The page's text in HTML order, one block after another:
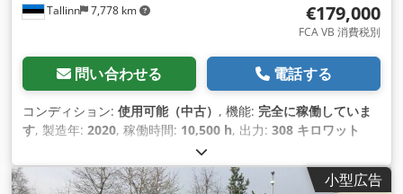
Tallinn 7,778 km €179,000
FCA VB 消費税別
問い合わせる 電話する
コンディション: 使用可能（中古） , 機能: 完全に稼働していま
す, 製造年: 2020, 稼働時間: 10,500 h, 出力: 308 キロワット
, エンジンメーカー:
最高速度:50 km/h, 初回登録:08/2026, 次回検査（TÜV）:
08/2026, 色:緑色, 総重量:18,000 kg（キログラム） , フロント
小型広告